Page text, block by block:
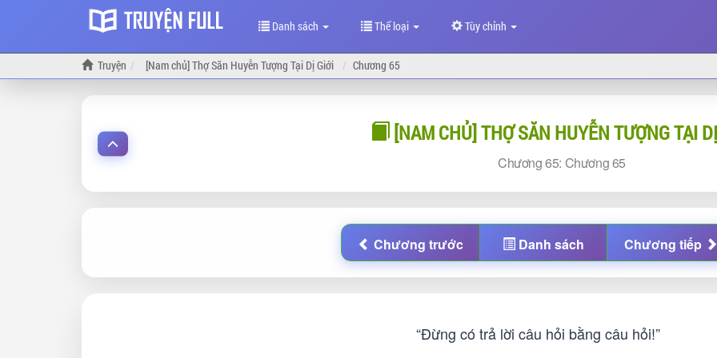
Danh sách Thể loại Tùy chỉnh
Truyện [Nam chủ] Thợ Săn Huyễn Tượng Tại Dị Giới Chương 65
[NAM CHỦ] THỢ SĂN HUYỄN TƯỢNG TẠI
Chương65: Chương65
Chương trước Danh sách Chương tiếp
“Đừng có trả lời câu hỏi bằng câu hỏi!”